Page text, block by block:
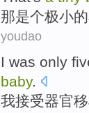
那是个极小的
youdao
I was only
baby.
我接受器官